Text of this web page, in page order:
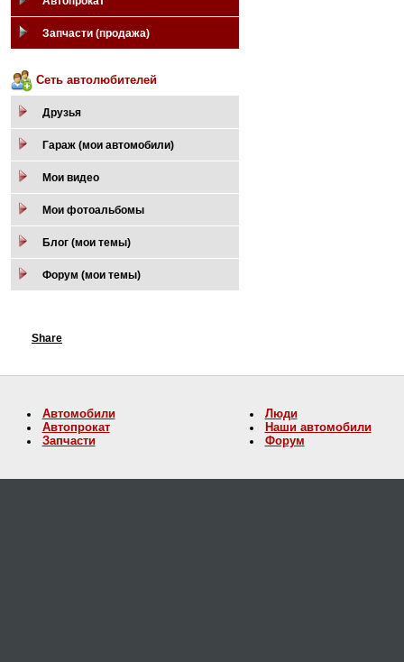
Запчасти (продажа)
Сеть автолюбителей
Друзья
Гараж (мои автомобили)
Мои видео
Мои фотоальбомы
Блог (мои темы)
Форум (мои темы)
Share
Автомобили
Автопрокат
Запчасти
Люди
Наши автомобили
Форум